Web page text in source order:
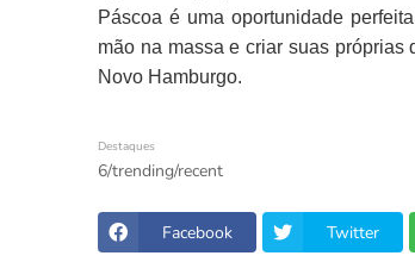
Páscoa é uma oportunidade
mão na massa e criar suas próprias
Novo Hamburgo.
Destaques
6/trending/recent
Facebook Twitter